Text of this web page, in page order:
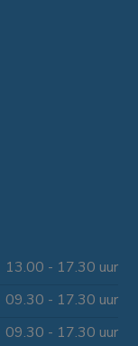
13.00 - 17.30 uur
09.30 - 17.30 uur
09.30 - 17.30 uur